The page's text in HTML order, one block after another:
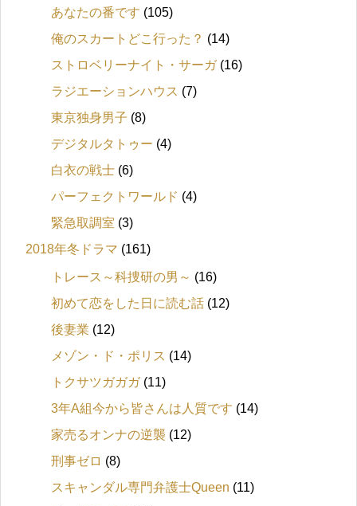
あなたの番です (105)
俺のスカートどこ行った？ (14)
ストロベリーナイト・サーガ(16)
ラジエーションハウス (7)
東京独身男子 (8)
デジタルタトゥー (4)
白衣の戦士 (6)
パーフェクトワールド (4)
緊急取調室 (3)
2018年冬ドラマ (161)
トレース～科捜研の男～ (16)
初めて恋をした日に読む話 (12)
後妻業 (12)
メゾン・ド・ポリス (14)
トクサツガガガ(11)
3年A組今から皆さんは人質です (14)
家売るオンナの逆襲 (12)
刑事ゼロ (8)
スキャンダル専門弁護士Queen (11)